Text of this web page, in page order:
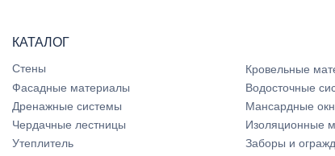
КАТАЛОГ
Стены
Кровельные
Фасадные материалы
Водосточные
Дренажные системы
Мансардные
Чердачные лестницы
Изоляционные
Утеплитель
Заборы и